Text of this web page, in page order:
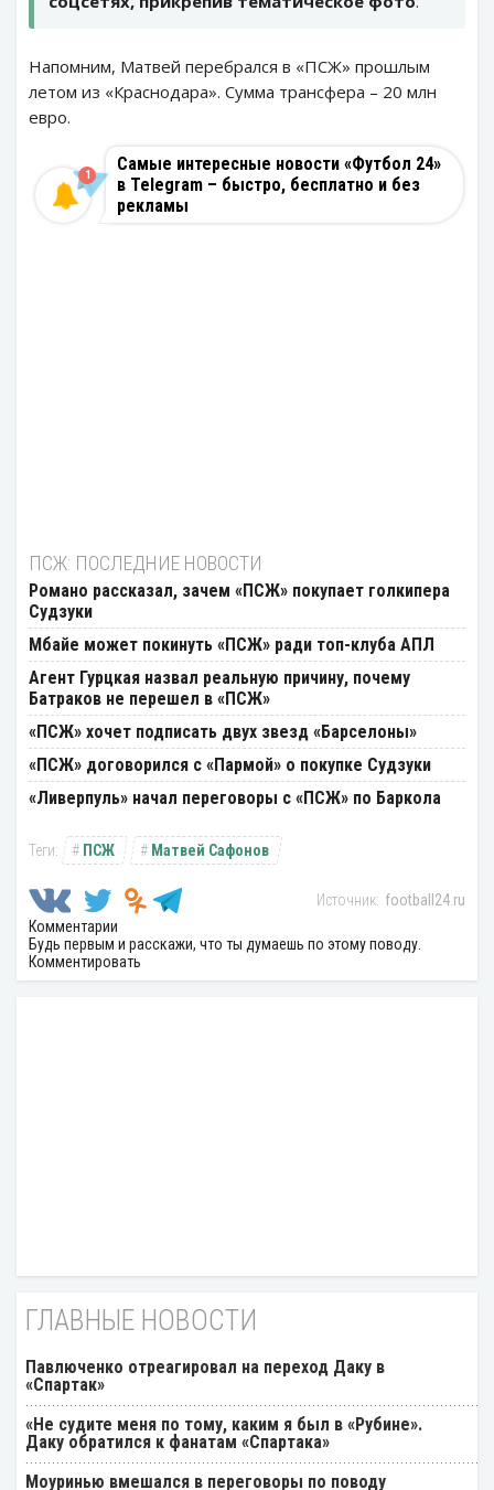
Напомним, Матвей перебрался в «ПСЖ» прошлым
летом из «Краснодара». Сумма трансфера – 20 млн
евро.
Самые интересные новости «Футбол 24»
в Telegram – быстро, бесплатно и без
рекламы
1
ПСЖ: ПОСЛЕДНИЕ НОВОСТИ
Романо рассказал, зачем «ПСЖ» покупает голкипера
Судзуки
Мбайе может покинуть «ПСЖ» ради топ-клуба АПЛ
Агент Гурцкая назвал реальную причину, почему
Батраков не перешел в «ПСЖ»
«ПСЖ» хочет подписать двух звезд «Барселоны»
«ПСЖ» договорился с «Пармой» о покупке Судзуки
«Ливерпуль» начал переговоры с «ПСЖ» по Баркола
ПСЖ Матвей Сафонов
football24.ru
Комментарии
Будь первым и расскажи, что ты думаешь по этому поводу.
Комментировать
ГЛАВНЫЕ НОВОСТИ
Павлюченко отреагировал на переход Даку в
«Спартак»
«Не судите меня по тому, каким я был в «Рубине».
Даку обратился к фанатам «Спартака»
Моуринью вмешался в переговоры по поводу